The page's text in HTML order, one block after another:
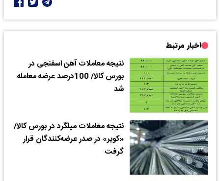
اخبار مرتبط
نتیجه معاملات آهن اسفنجی در
بورس کالا/ 100درصد عرضه معامله
شد
نتیجه معاملات میلگرد در بورس کالا/
«کویر» در صدر عرضه‌کنندگان قرار
گرفت